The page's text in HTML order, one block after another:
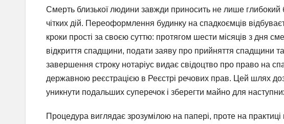
Смерть близької людини завжди приносить не лише глибокий
чітких дій. Переоформлення будинку на спадкоємців
кроки прості за своєю суттю: протягом шести місяців з дня
відкриття спадщини, подати заяву про прийняття спадщини
завершення строку нотаріус видає свідоцтво про право на
державною реєстрацією в Реєстрі речових прав. Цей шлях
уникнути подальших суперечок і зберегти майно для
Процедура виглядає зрозумілою на папері, проте на